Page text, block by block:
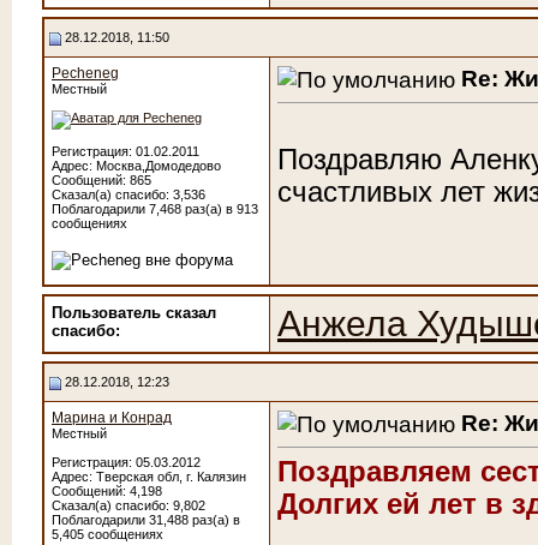
28.12.2018, 11:50
Pecheneg
Местный
Регистрация: 01.02.2011
Адрес: Москва,Домодедово
Сообщений: 865
Сказал(а) спасибо: 3,536
Поблагодарили 7,468 раз(а) в 913
сообщениях
Re:
Поздравляю
счастливых лет
Пользователь сказал
cпасибо:
Анжела
28.12.2018, 12:23
Марина и Конрад
Местный
Регистрация: 05.03.2012
Адрес: Тверская обл, г. Калязин
Сообщений: 4,198
Сказал(а) спасибо: 9,802
Поблагодарили 31,488 раз(а) в
5,405 сообщениях
Re:
Поздравляем
Долгих ей лет в